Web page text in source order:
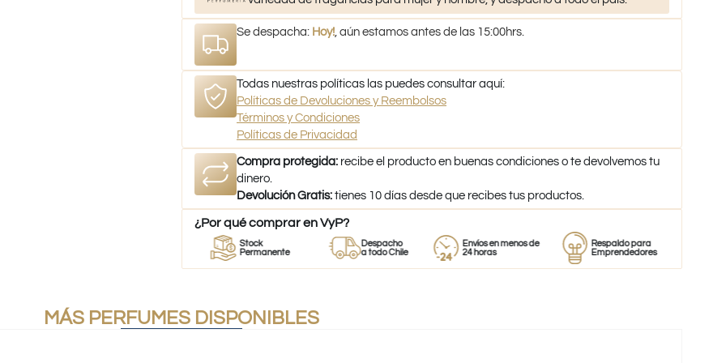
Se despacha: Hoy! , aún estamos antes de las 15:00hrs.
Todas nuestras políticas las puedes consultar aquí:
Políticas de Devoluciones y Reembolsos
Términos y Condiciones
Políticas de Privacidad
Compra protegida: recibe el producto en buenas condiciones o te devolvemos tu
dinero.
Devolución Gratis: tienes 10 días desde que recibes tus productos.
¿Por qué comprar en VyP?
Stock
Permanente
Despacho
a todo Chile
Envíos en menos de
24 horas
Respaldo para
Emprendedores
MÁS PERFUMES DISPONIBLES